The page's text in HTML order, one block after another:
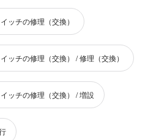
ッチの修理（交換）
ッチの修理（交換） / 修理（交換）
ッチの修理（交換） / 増設